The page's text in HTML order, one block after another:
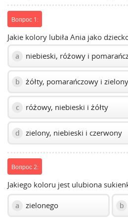
Вопрос 1:
Jakie kolory lubiła Ania jako
a niebieski, różowy i
b żółty, pomarańczowy i zielony
c różowy, niebieski i żółty
d zielony, niebieski i czerwony
Вопрос 2:
Jakiego koloru jest ulubiona
a zielonego b